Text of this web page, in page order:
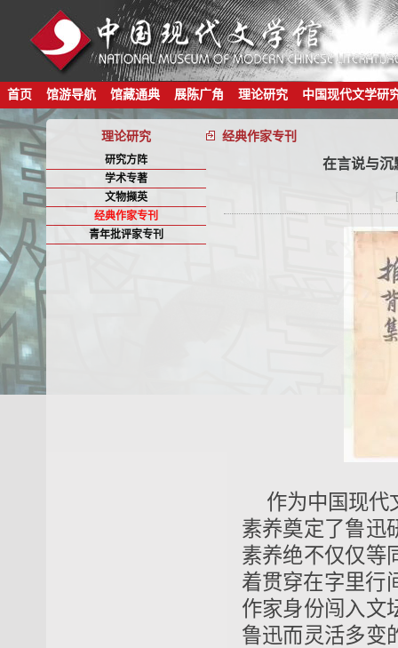
首页 馆游导航 馆藏通典 展陈广角 理论研究 中国现代文学研
理论研究 经典作家专刊
研究方阵
学术专著
文物撷英
经典作家专刊
青年批评家专刊
在言说与
作为中国现代
素养奠定了鲁迅
素养绝不仅仅等
着贯穿在字里行
作家身份闯入文
鲁迅而灵活多变